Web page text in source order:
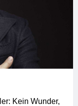
Kein Wunder,